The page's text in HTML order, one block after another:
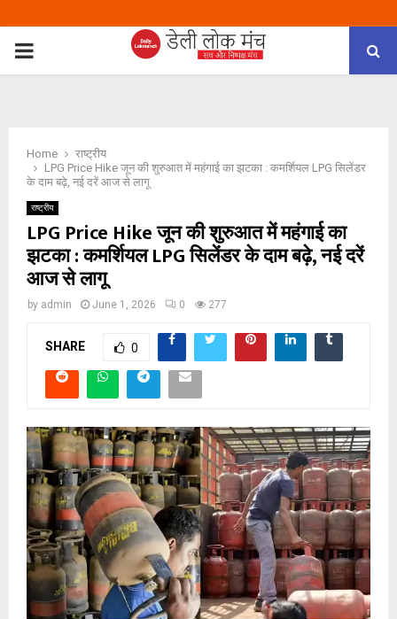
PRIMARY
Home
राष्ट्रीय
LPG Price Hike जून की शुरुआत में महंगाई का झटका : कमर्शियल LPG सिलेंडर
के दाम बढ़े, नई दरें आज से लागू
राष्ट्रीय
LPG Price Hike जून की शुरुआत में महंगाई का
झटका : कमर्शियल LPG सिलेंडर के दाम बढ़े, नई दरें
आज से लागू
by admin June 1, 2026 0 277
SHARE 0